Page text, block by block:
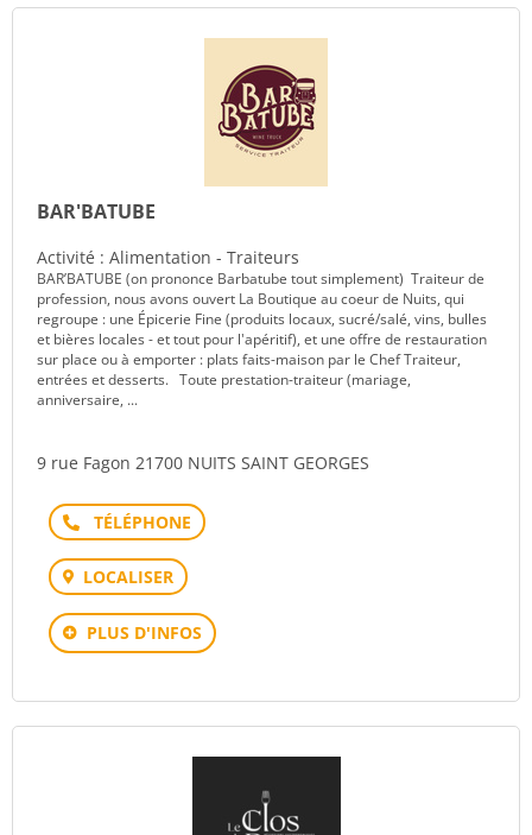
BAR'BATUBE
Activité : Alimentation - Traiteurs
BAR’BATUBE (on prononce Barbatube tout simplement) Traiteur de
profession, nous avons ouvert La Boutique au coeur de Nuits, qui
regroupe : une Épicerie Fine (produits locaux, sucré/salé, vins, bulles
et bières locales - et tout pour l'apéritif), et une offre de restauration
sur place ou à emporter : plats faits-maison par le Chef Traiteur,
entrées et desserts. Toute prestation-traiteur (mariage,
anniversaire, ...
9 rue Fagon 21700 NUITS SAINT GEORGES
Téléphone
LOCALISER
PLUS D'INFOS